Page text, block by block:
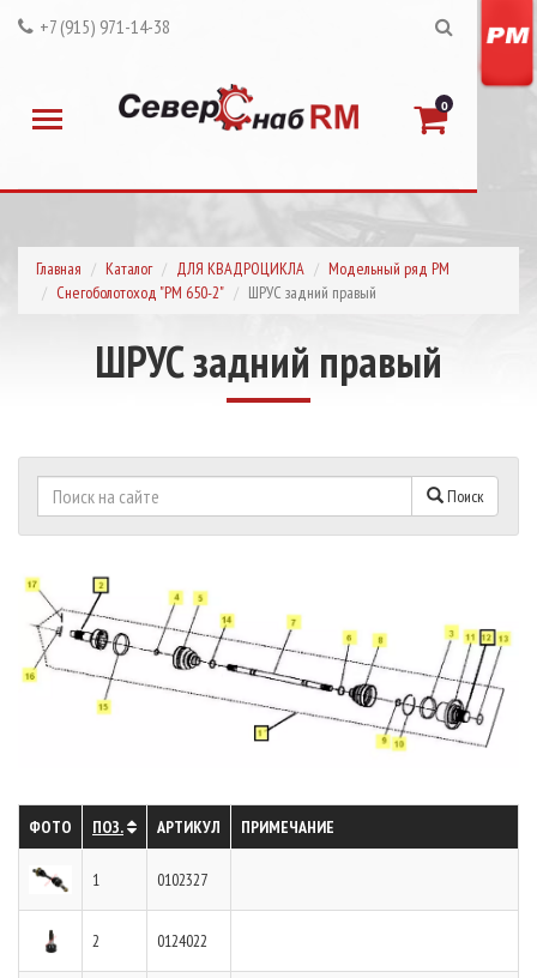
+7 (915) 971-14-38
0
Главная Каталог ДЛЯ КВАДРОЦИКЛА
Модельный ряд РМ
Снегоболотоход "РМ 650-2"
ШРУС задний правый
ШРУС задний правый
Поиск
ФОТО ПОЗ. АРТИКУЛ ПРИМЕЧАНИЕ
1 0102327
2 0124022